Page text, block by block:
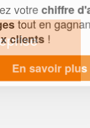
d'affaireset
de
plus